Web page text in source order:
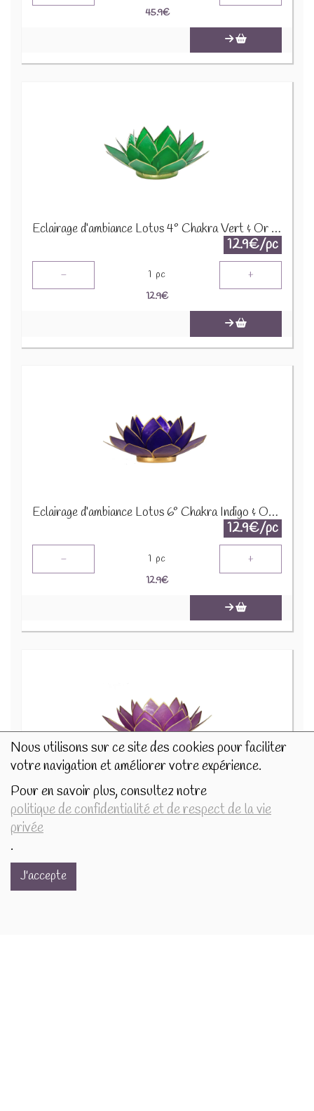
Nous utilisons sur ce site des cookies pour faciliter
votre navigation et améliorer votre expérience.
Pour en savoir plus, consultez notre
politique de confidentialité et de respect de la vie
privée
.
J'accepte
45.9€
Eclairage d’ambiance Lotus 4° Chakra Vert & Or 12014
12.9€/pc
- 1 pc +
12.9€
Eclairage d’ambiance Lotus 6° Chakra Indigo & Or 12016
12.9€/pc
- 1 pc +
12.9€
Eclairage d’ambiance Lotus Lilas bord or 12082
12.9€/pc